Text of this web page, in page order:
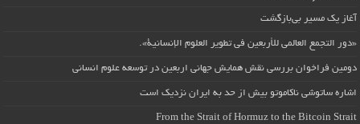
آغاز یک مسیر بی‌بازگشت
«دور التجمع العالمي للأربعين في تطوير العلوم الإنسانية».
دومین فراخوان بررسی نقش همایش جهانی اربعین در توسعه علوم انسانی
اشاره ساتوشی ناکاموتو بیش از حد به ایران نزدیک است
From the Strait of Hormuz to the Bitcoin Strait